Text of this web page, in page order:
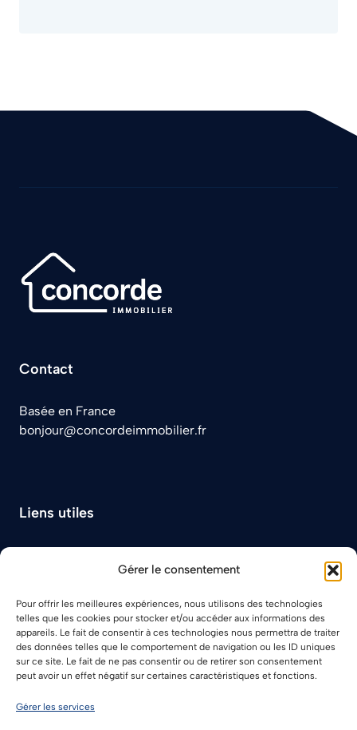
Gérer le consentement
Pour offrir les meilleures expériences, nous utilisons des technologies
telles que les cookies pour stocker et/ou accéder aux informations des
appareils. Le fait de consentir à ces technologies nous permettra de traiter
des données telles que le comportement de navigation ou les ID uniques
sur ce site. Le fait de ne pas consentir ou de retirer son consentement
peut avoir un effet négatif sur certaines caractéristiques et fonctions.
Gérer les services
Contact
Basée en France
bonjour@concordeimmobilier.fr
Liens utiles